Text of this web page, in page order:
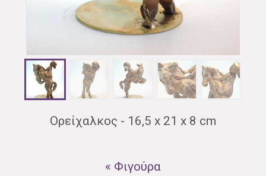
Ορείχαλκος - 16,5 x 21 x 8 cm
« Φιγούρα